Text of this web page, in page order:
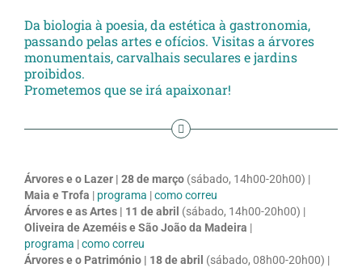
Da biologia à poesia, da estética à gastronomia,
passando pelas artes e ofícios. Visitas a árvores
monumentais, carvalhais seculares e jardins
proibidos.
Prometemos que se irá apaixonar!
Árvores e o Lazer | 28 de março (sábado, 14h00-20h00) |
Maia e Trofa | programa |como correu
Árvores e as Artes | 11 de abril (sábado, 14h00-20h00) |
Oliveira de Azeméis e São João da Madeira |
programa |como correu
Árvores e o Património | 18 de abril (sábado, 08h00-20h00) |